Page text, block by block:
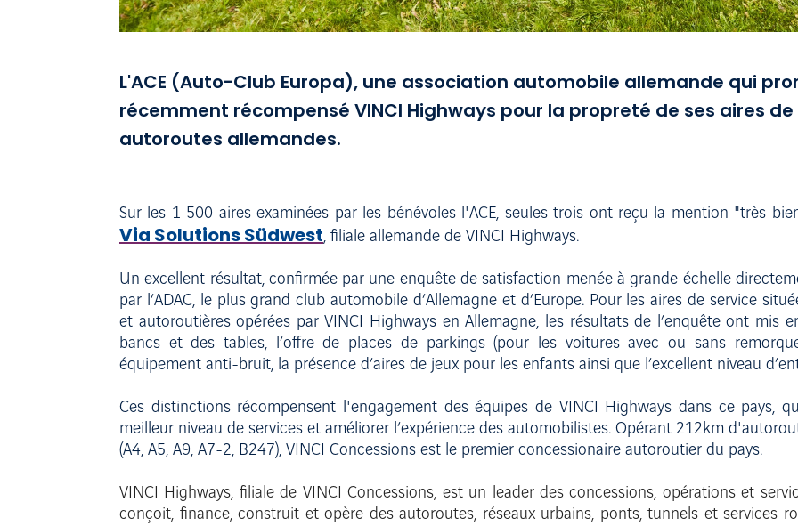
L'ACE (Auto-Club Europa), une association automobile allemande qui
récemment récompensé VINCI Highways pour la propreté de ses aires
autoroutes allemandes.
Sur les 1 500 aires examinées par les bénévoles l'ACE, seules trois ont reçu la mention "très
Via Solutions Südwest, filiale allemande de VINCI Highways.
Un excellent résultat, confirmée par une enquête de satisfaction menée à grande échelle
par l’ADAC, le plus grand club automobile d’Allemagne et d’Europe. Pour les aires de service
et autoroutières opérées par VINCI Highways en Allemagne, les résultats de l’enquête ont mis
bancs et des tables, l’offre de places de parkings (pour les voitures avec ou sans
équipement anti-bruit, la présence d’aires de jeux pour les enfants ainsi que l’excellent niveau
Ces distinctions récompensent l'engagement des équipes de VINCI Highways dans ce pays,
meilleur niveau de services et améliorer l’expérience des automobilistes. Opérant 212km
(A4, A5, A9, A7-2, B247), VINCI Concessions est le premier concessionaire autoroutier du pays.
VINCI Highways, filiale de VINCI Concessions, est un leader des concessions, opérations et
conçoit, finance, construit et opère des autoroutes, réseaux urbains, ponts, tunnels et services